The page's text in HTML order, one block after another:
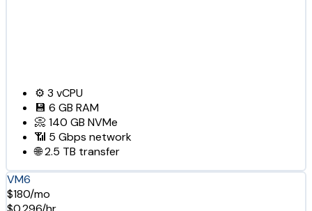
⚙️ 3 vCPU
💾 6 GB RAM
📀 140 GB NVMe
📶 5 Gbps network
🌐2.5 TB transfer
VM6
$180/mo